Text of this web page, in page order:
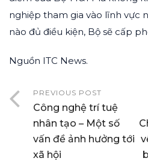
nghiệp tham gia vào lĩnh vực
nào đủ điều kiện, Bộ sẽ cấp
Nguồn ITC News.
PREVIOUS POST
Công nghệ trí tuệ
nhân tạo – Một số
vấn đề ảnh hưởng tới
xã hội